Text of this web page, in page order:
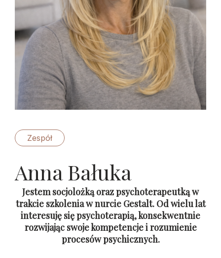
Zespół
Anna Bałuka
Jestem socjolożką oraz psychoterapeutką w
trakcie szkolenia w nurcie Gestalt. Od wielu lat
interesuję się psychoterapią, konsekwentnie
rozwijając swoje kompetencje i rozumienie
procesów psychicznych.